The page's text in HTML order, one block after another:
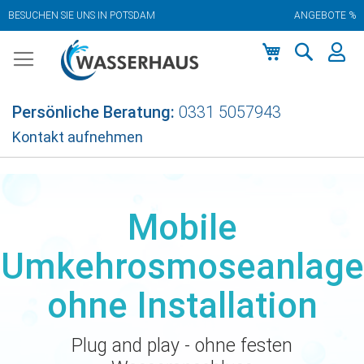
BESUCHEN SIE UNS IN POTSDAM ANGEBOTE %
Inhalt
Persönliche Beratung: 0331 5057943
Kontakt aufnehmen
Mobile
Umkehrosmoseanlage
ohne Installation
Plug and play - ohne festen